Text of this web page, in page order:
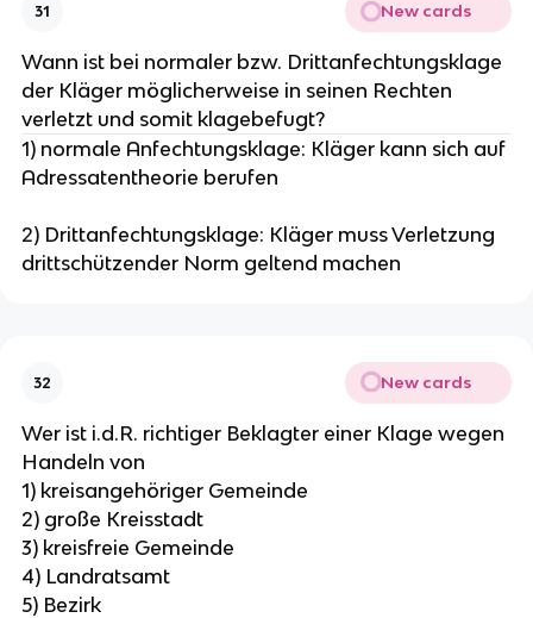
31 New cards
Wann ist bei normaler bzw. Drittanfechtungsklage
der Kläger möglicherweise in seinen Rechten
verletzt und somit klagebefugt?
1) normale Anfechtungsklage: Kläger kann sich auf
Adressatentheorie berufen
2) Drittanfechtungsklage: Kläger muss Verletzung
drittschützender Norm geltend machen
32 New cards
Wer ist i.d.R. richtiger Beklagter einer Klage wegen
Handeln von
1) kreisangehöriger Gemeinde
2) große Kreisstadt
3) kreisfreie Gemeinde
4) Landratsamt
5) Bezirk